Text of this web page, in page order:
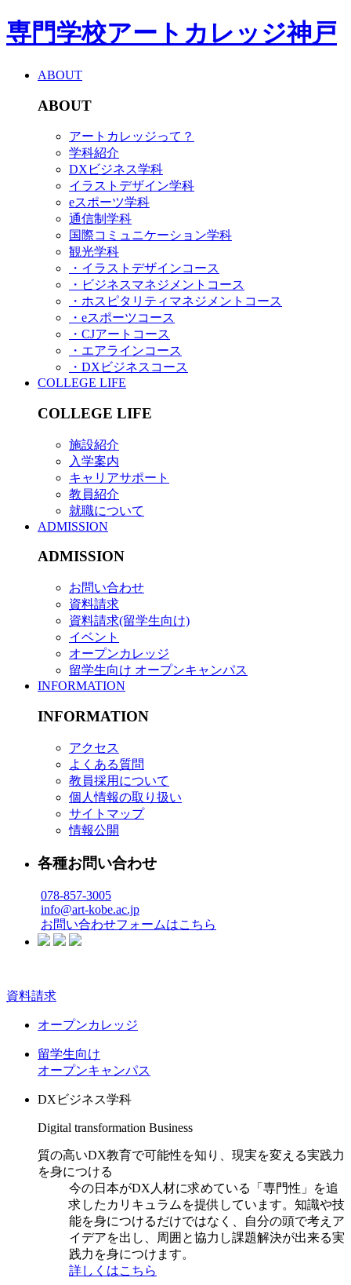
専門学校アートカレッジ神戸
ABOUT
ABOUT
アートカレッジって？
学科紹介
DXビジネス学科
イラストデザイン学科
eスポーツ学科
通信制学科
国際コミュニケーション学科
観光学科
・イラストデザインコース
・ビジネスマネジメントコース
・ホスピタリティマネジメントコース
・eスポーツコース
・CJアートコース
・エアラインコース
・DXビジネスコース
COLLEGE LIFE
COLLEGE LIFE
施設紹介
入学案内
キャリアサポート
教員紹介
就職について
ADMISSION
ADMISSION
お問い合わせ
資料請求
資料請求(留学生向け)
イベント
オープンカレッジ
留学生向け オープンキャンパス
INFORMATION
INFORMATION
アクセス
よくある質問
教員採用について
個人情報の取り扱い
サイトマップ
情報公開
各種お問い合わせ
078-857-3005
info@art-kobe.ac.jp
お問い合わせフォームはこちら
資料請求
オープンカレッジ
留学生向け
オープンキャンパス
DXビジネス学科
Digital transformation Business
質の高いDX教育で可能性を知り、現実を変える実践力
を身につける
今の日本がDX人材に求めている「専門性」を追
求したカリキュラムを提供しています。知識や技
能を身につけるだけではなく、自分の頭で考えア
イデアを出し、周囲と協力し課題解決が出来る実
践力を身につけます。
詳しくはこちら